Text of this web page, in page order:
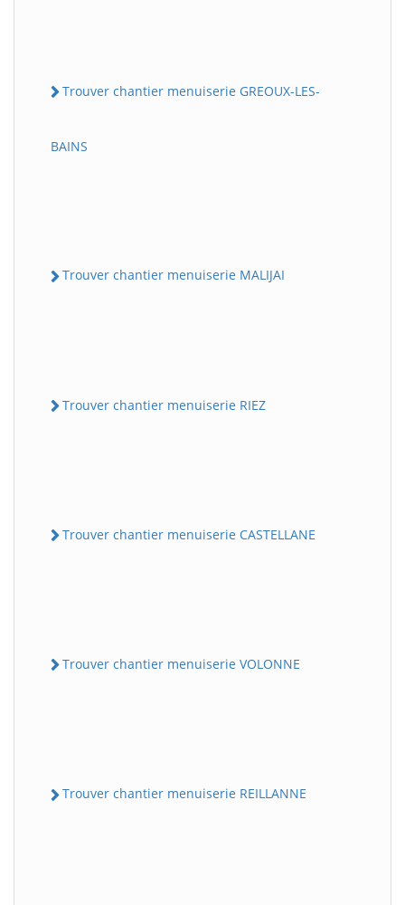
Trouver chantier menuiserie GREOUX-LES-
BAINS
Trouver chantier menuiserie MALIJAI
Trouver chantier menuiserie RIEZ
Trouver chantier menuiserie CASTELLANE
Trouver chantier menuiserie VOLONNE
Trouver chantier menuiserie REILLANNE